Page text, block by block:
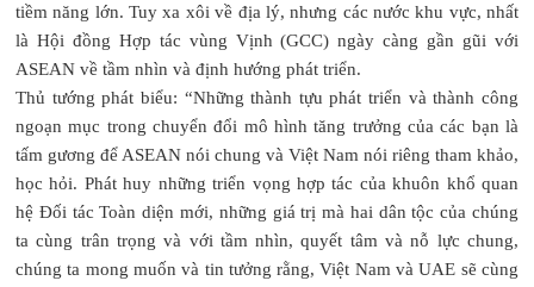
tiềm năng lớn. Tuy xa xôi về địa lý, nhưng các nước khu vực, nhất
là Hội đồng Hợp tác vùng Vịnh (GCC) ngày càng gần gũi với
ASEAN về tầm nhìn và định hướng phát triển.
Thủ tướng phát biểu: “Những thành tựu phát triển và thành công
ngoạn mục trong chuyển đổi mô hình tăng trưởng của các bạn là
tấm gương để ASEAN nói chung và Việt Nam nói riêng tham khảo,
học hỏi. Phát huy những triển vọng hợp tác của khuôn khổ quan
hệ Đối tác Toàn diện mới, những giá trị mà hai dân tộc của chúng
ta cùng trân trọng và với tầm nhìn, quyết tâm và nỗ lực chung,
chúng ta mong muốn và tin tưởng rằng, Việt Nam và UAE sẽ cùng